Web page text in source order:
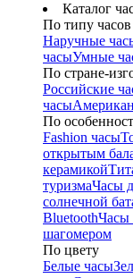
Каталог
По типу часов
Наручные
часыУмные
По стране-
Российские
часы
По
Fashion часы
открытым
керамикой
туризмаЧасы
солнечной
BluetoothЧасы
шагомером
По цвету
Белые часы